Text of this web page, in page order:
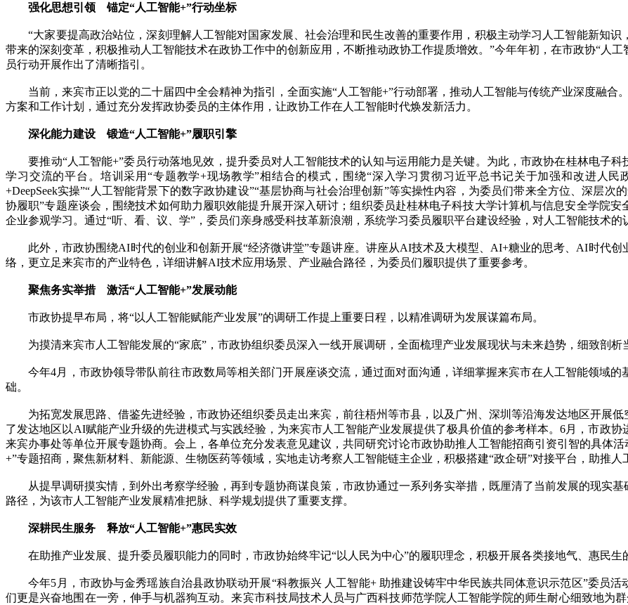
强化思想引领 锚定“人工智能+”行动坐标
“大家要提高政治站位，深刻理解人工智能对国家发展、社会治理和民生改善的重要作用，积极主动学习人工智能新知识
带来的深刻变革，积极推动人工智能技术在政协工作中的创新应用，不断推动政协工作提质增效。”今年年初，在市政协“人
员行动开展作出了清晰指引。
当前，来宾市正以党的二十届四中全会精神为指引，全面实施“人工智能+”行动部署，推动人工智能与传统产业深度融合
方案和工作计划，通过充分发挥政协委员的主体作用，让政协工作在人工智能时代焕发新活力。
深化能力建设 锻造“人工智能+”履职引擎
要推动“人工智能+”委员行动落地见效，提升委员对人工智能技术的认知与运用能力是关键。为此，市政协在桂林电子科
学习交流的平台。培训采用“专题教学+现场教学”相结合的模式，围绕“深入学习贯彻习近平总书记关于加强和改进人
+DeepSeek实操”“人工智能背景下的数字政协建设”“基层协商与社会治理创新”等实操性内容，为委员们带来全方位、深层
协履职”专题座谈会，围绕技术如何助力履职效能提升展开深入研讨；组织委员赴桂林电子科技大学计算机与信息安全学院
企业参观学习。通过“听、看、议、学”，委员们亲身感受科技革新浪潮，系统学习委员履职平台建设经验，对人工智能技术的
此外，市政协围绕AI时代的创业和创新开展“经济微讲堂”专题讲座。讲座从AI技术及大模型、AI+糖业的思考、AI时代创
络，更立足来宾市的产业特色，详细讲解AI技术应用场景、产业融合路径，为委员们履职提供了重要参考。
聚焦务实举措 激活“人工智能+”发展动能
市政协提早布局，将“以人工智能赋能产业发展”的调研工作提上重要日程，以精准调研为发展谋篇布局。
为摸清来宾市人工智能发展的“家底”，市政协组织委员深入一线开展调研，全面梳理产业发展现状与未来趋势，细致剖析
今年4月，市政协领导带队前往市政数局等相关部门开展座谈交流，通过面对面沟通，详细掌握来宾市在人工智能领域的
础。
为拓宽发展思路、借鉴先进经验，市政协还组织委员走出来宾，前往梧州等市县，以及广州、深圳等沿海发达地区开展低
了发达地区以AI赋能产业升级的先进模式与实践经验，为来宾市人工智能产业发展提供了极具价值的参考样本。6月，市政
来宾办事处等单位开展专题协商。会上，各单位充分发表意见建议，共同研究讨论市政协助推人工智能招商引资引智的具体
+”专题招商，聚焦新材料、新能源、生物医药等领域，实地走访考察人工智能链主企业，积极搭建“政企研”对接平台，助推
从提早调研摸实情，到外出考察学经验，再到专题协商谋良策，市政协通过一系列务实举措，既厘清了当前发展的现实基
路径，为该市人工智能产业发展精准把脉、科学规划提供了重要支撑。
‌深耕民生服务 释放“人工智能+”惠民实效
在助推产业发展、提升委员履职能力的同时，市政协始终牢记“以人民为中心”的履职理念，积极开展各类接地气、惠民生
今年5月，市政协与金秀瑶族自治县政协联动开展“科教振兴 人工智能+ 助推建设铸牢中华民族共同体意识示范区”委员活
们更是兴奋地围在一旁，伸手与机器狗互动。来宾市科技局技术人员与广西科技师范学院人工智能学院的师生耐心细致地为